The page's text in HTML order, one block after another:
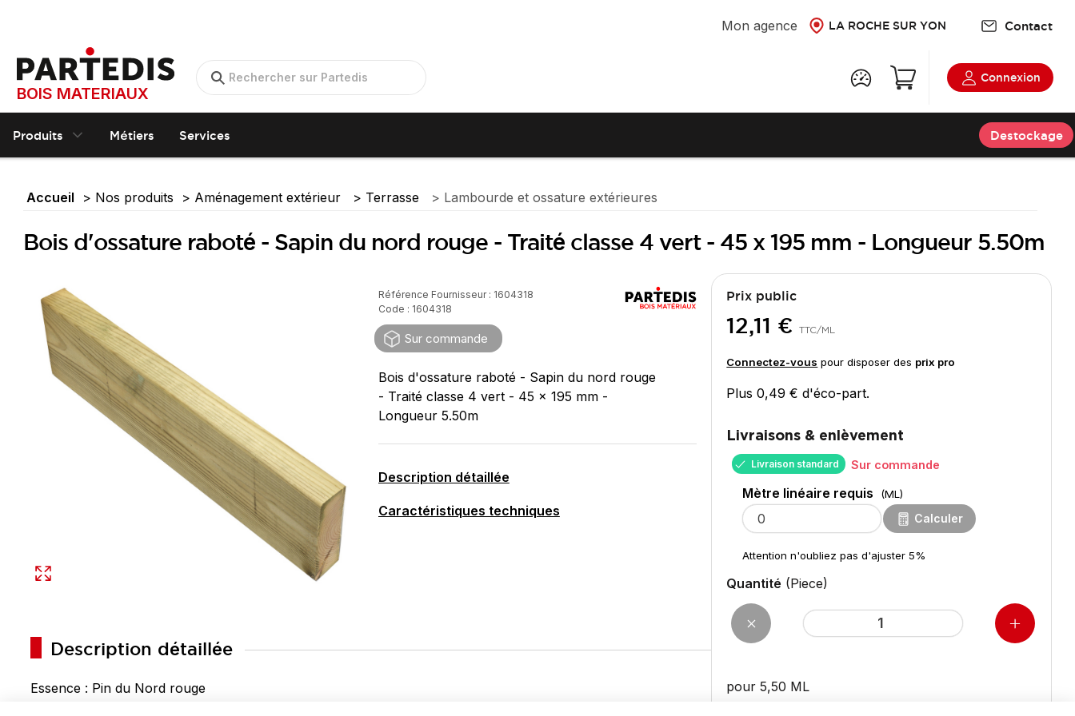
Mon agence LA ROCHE SUR YON Contact
BOIS MATERIAUX
Connexion
Produits Métiers Services Destockage
Accueil Nos produits Aménagement extérieur Terrasse Lambourde et ossature extérieures
Bois d'ossature raboté - Sapin du nord rouge - Traité classe 4 vert - 45 x 195 mm - Longueur 5.50m
Référence Fournisseur : 1604318
Code : 1604318
Sur commande
Bois d'ossature raboté - Sapin du nord rouge
- Traité classe 4 vert - 45 x 195 mm -
Longueur 5.50m
Description détaillée
Caractéristiques techniques
Description détaillée
Essence : Pin du Nord rouge
Prix public
12,11 € TTC/ML
Connectez-vous pour disposer des prix pro
Plus 0,49 € d'éco-part.
Livraisons & enlèvement
Livraison standard Sur commande
Mètre linéaire requis (ML)
Calculer
Attention n'oubliez pas d'ajuster 5%
Quantité (Piece)
pour 5,50 ML